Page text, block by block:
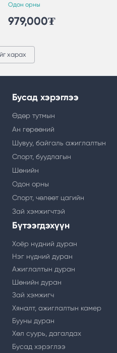
Одон орны
979,000₮
харах
Бусад хэрэглээ
Өдөр тутмын
Ан гөрөөний
Шувуу, байгаль ажиглалтын
Спорт, буудлагын
Шөнийн
Одон орны
Спорт, чөлөөт цагийн
Зай хэмжигчтэй
Бүтээгдэхүүн
Хоёр нүдний дуран
Нэг нүдний дуран
Ажиглалтын дуран
Шөнийн дуран
Зай хэмжигч
Хяналт, ажиглалтын камер
Бууны дуран
Хөл суурь, дагалдах
Бусад хэрэглээ